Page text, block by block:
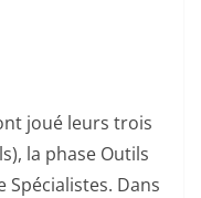
joué leurs trois
la phase Outils
Spécialistes. Dans